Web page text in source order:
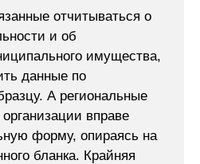
отчитываться о
и об
имущества,
данные по
А региональные
вправе
форму, опираясь на
бланка. Крайняя